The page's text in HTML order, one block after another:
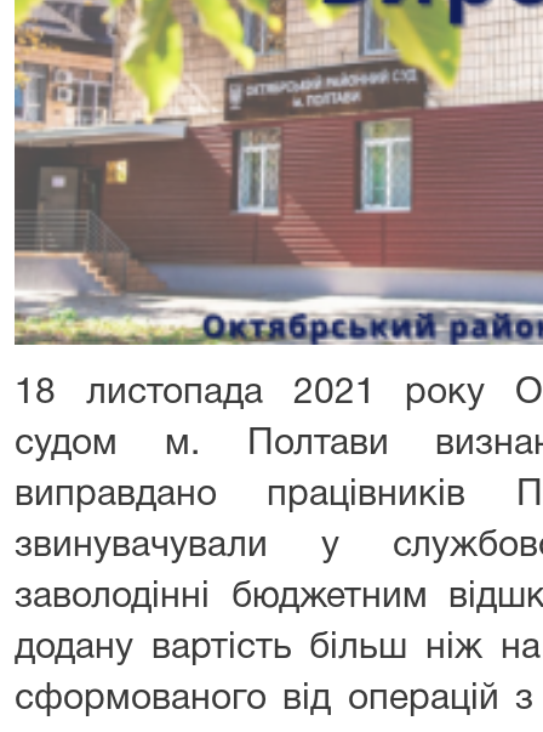
18 листопада 2021 року
судом м. Полтави
виправдано
звинувачували у
заволодінні бюджетним
додану вартість більш ніж
сформованого від операцій